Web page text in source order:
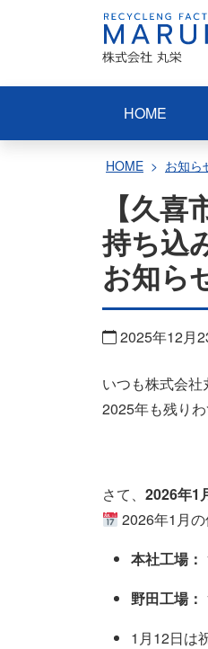
ン
へ
HOME
HOME お知ら
【久
持ち込
お知ら
2025年12月
いつも株式会社
2025年も残り
さて、 2026年1
2026年1月
本社工場：
野田工場：
1月12日は